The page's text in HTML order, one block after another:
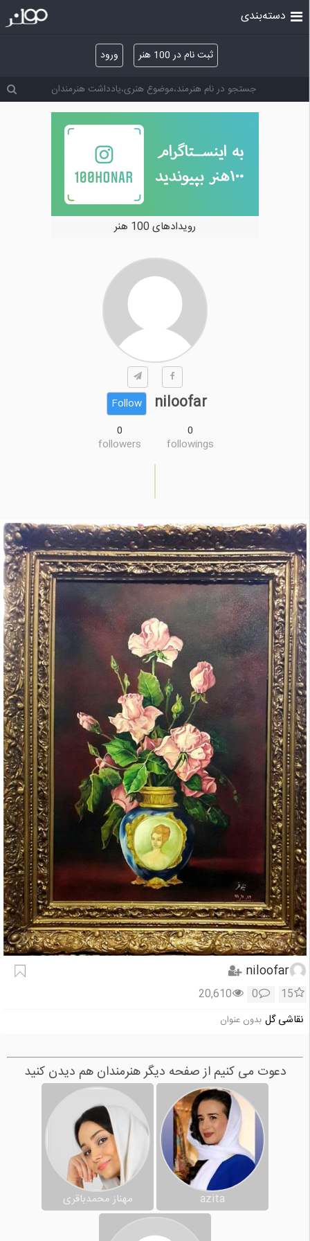
ثبت نام در 100 هنر ورود
دسته‌بندی
رویدادهای 100 هنر
niloofar
Follow
0
followings
0
followers
niloofar
15
0
20,610
نقاشی گل بدون عنوان
دعوت می کنیم از صفحه دیگر هنرمندان هم دیدن کنید
azita مهناز محمدباقری